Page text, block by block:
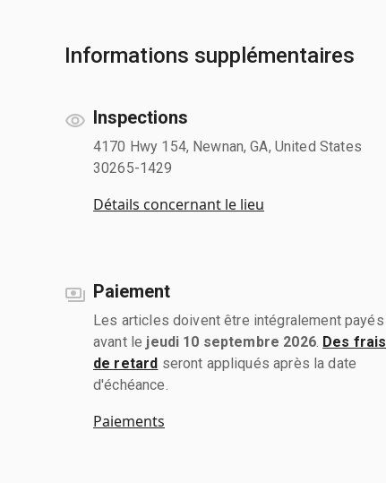
Informations supplémentaires
Inspections
4170 Hwy 154, Newnan, GA, United States
30265-1429
Détails concernant le lieu
Paiement
Les articles doivent être intégralement payés
avant le jeudi 10 septembre 2026. Des frais
de retard seront appliqués après la date
d'échéance.
Paiements